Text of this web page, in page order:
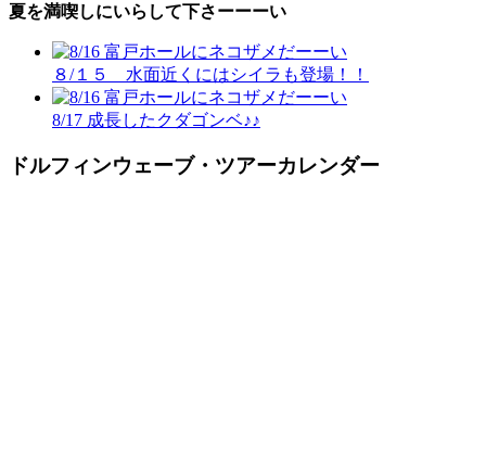
夏を満喫しにいらして下さーーーい
８/１５ 水面近くにはシイラも登場！！
8/17 成長したクダゴンベ♪♪
ドルフィンウェーブ・ツアーカレンダー